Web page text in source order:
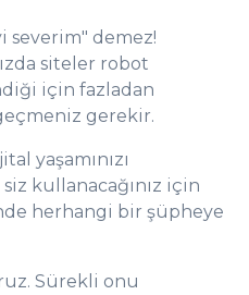
severim" demez!
siteler robot
için fazladan
gerekir.
yaşamınızı
siz kullanacağınız için
herhangi bir şüpheye
Sürekli onu